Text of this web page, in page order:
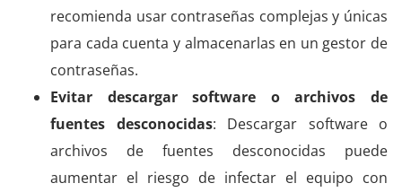
recomienda usar contraseñas complejas y únicas
para cada cuenta y almacenarlas en un gestor de
contraseñas.
Evitar descargar software o archivos de
fuentes desconocidas: Descargar software o
archivos de fuentes desconocidas puede
aumentar el riesgo de infectar el equipo con